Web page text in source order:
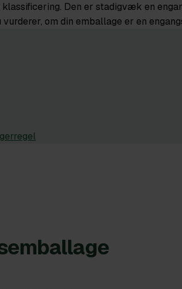
Den er stadigvæk en
om din emballage er en